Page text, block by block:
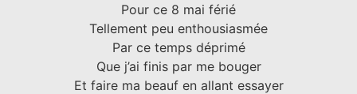
Pour ce 8 mai férié
Tellement peu enthousiasmée
Par ce temps déprimé
Que j’ai finis par me bouger
Et faire ma beauf en allant essayer